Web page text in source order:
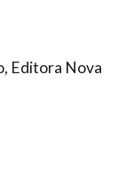
Editora Nova